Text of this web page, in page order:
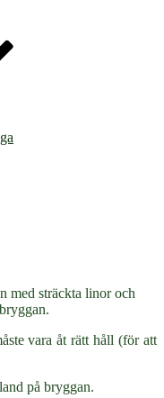
med sträckta linor och
vara åt rätt håll (för att
på bryggan.